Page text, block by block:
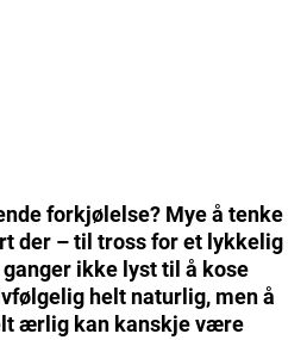
forkjølelse? Mye å tenke
der – til tross for et lykkelig
ikke lyst til å kose
helt naturlig, men å
ærlig kan kanskje være